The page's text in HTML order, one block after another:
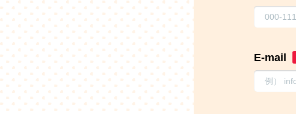
E-mail